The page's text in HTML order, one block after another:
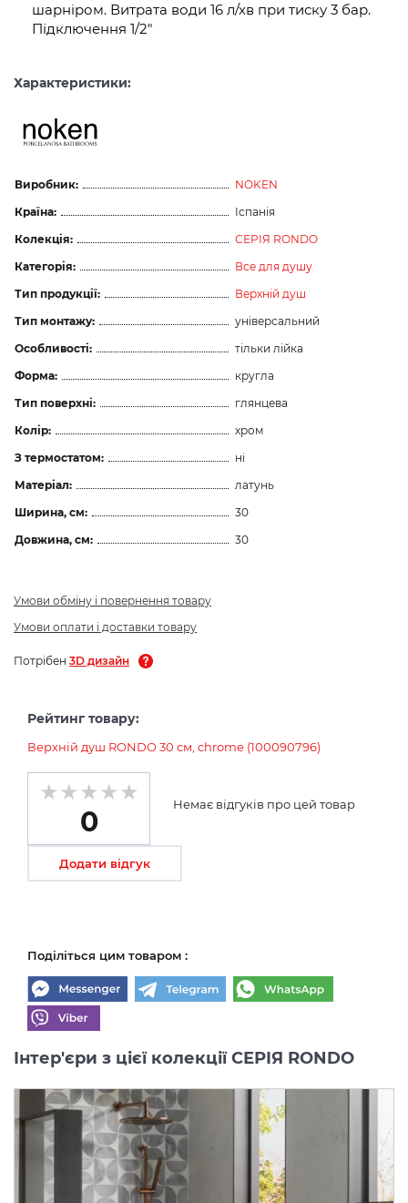
шарніром. Витрата води 16 л/хв при тиску 3 бар.
Підключення 1/2"
Характеристики:
Виробник:
NOKEN
Країна:
Іспанія
Колекція:
СЕРІЯ RONDO
Категорія:
Все для душу
Тип продукції:
Верхній душ
Тип монтажу:
універсальний
Особливості:
тільки лійка
Форма:
кругла
Тип поверхні:
глянцева
Колір:
хром
З термостатом:
ні
Матеріал:
латунь
Ширина, см:
30
Довжина, см:
30
Умови обміну і повернення товару
Умови оплати і доставки товару
Потрібен 3D дизайн
Рейтинг товару:
Верхній душ RONDO 30 см, chrome (100090796)
0
Немає відгуків про цей товар
Додати відгук
Поділіться цим товаром :
Інтер'єри з цієї колекції СЕРІЯ RONDO